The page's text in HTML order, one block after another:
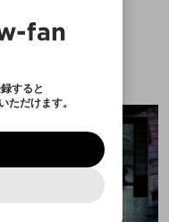
には、白い布で顔を隠さ
が布団に寝かせられてい
ですよ。」 にこやか
茶を淹れに台所へ向かう
穏な雰囲気を感じている
な物音が。 様子を見に行く
白目のおばあさんが、引き
顔のまま 手に握られた包丁
出演者たちへにじり寄って
事に、この怪アパートから
・トライブ-）
けに不審死を遂げると
。
、大家の元を訪れる出
入れられる一行。
最大1分間の広告
告を表示すること
しよう！
アプリで開く
ップ
ン
ウントを作成する
すると
だけます。
、送信してくださ
ールアドレ
定用URLを
の向上を目的
は、生年月の
イン）が受信拒否設
さい。
が切れたた
0
約に違反しているか
ます。
でない方
ーサービスで、
Discordに関してのお
せん。Discordの仕
提供が終了する可能